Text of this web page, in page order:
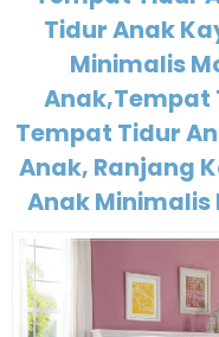
Tidur Anak
Minimalis
Anak,Tempat
Tempat Tidur
Anak, Ranjang
Anak Minimalis